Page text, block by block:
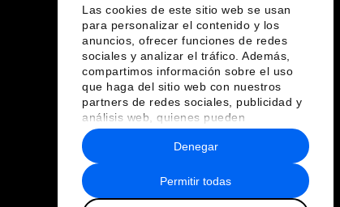
Las cookies de este sitio web se usan
para personalizar el contenido y los
anuncios, ofrecer funciones de redes
sociales y analizar el tráfico. Además,
compartimos información sobre el uso
que haga del sitio web con nuestros
partners de redes sociales, publicidad y
análisis web, quienes pueden
combinarla con otra información que les
haya proporcionado o que hayan
recopilado a partir del uso que haya
hecho de sus servicios.
Permitir todas
Denegar